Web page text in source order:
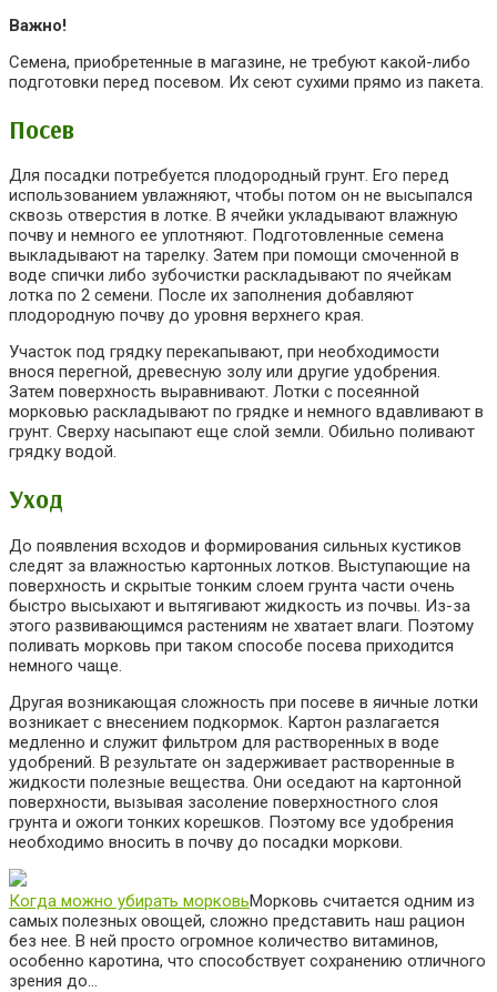
Важно!
Семена, приобретенные в магазине, не требуют какой-либо
подготовки перед посевом. Их сеют сухими прямо из пакета.
Посев
Для посадки потребуется плодородный грунт. Его перед
использованием увлажняют, чтобы потом он не высыпался
сквозь отверстия в лотке. В ячейки укладывают влажную
почву и немного ее уплотняют. Подготовленные семена
выкладывают на тарелку. Затем при помощи смоченной в
воде спички либо зубочистки раскладывают по ячейкам
лотка по 2 семени. После их заполнения добавляют
плодородную почву до уровня верхнего края.
Участок под грядку перекапывают, при необходимости
внося перегной, древесную золу или другие удобрения.
Затем поверхность выравнивают. Лотки с посеянной
морковью раскладывают по грядке и немного вдавливают в
грунт. Сверху насыпают еще слой земли. Обильно поливают
грядку водой.
Уход
До появления всходов и формирования сильных кустиков
следят за влажностью картонных лотков. Выступающие на
поверхность и скрытые тонким слоем грунта части очень
быстро высыхают и вытягивают жидкость из почвы. Из-за
этого развивающимся растениям не хватает влаги. Поэтому
поливать морковь при таком способе посева приходится
немного чаще.
Другая возникающая сложность при посеве в яичные лотки
возникает с внесением подкормок. Картон разлагается
медленно и служит фильтром для растворенных в воде
удобрений. В результате он задерживает растворенные в
жидкости полезные вещества. Они оседают на картонной
поверхности, вызывая засоление поверхностного слоя
грунта и ожоги тонких корешков. Поэтому все удобрения
необходимо вносить в почву до посадки моркови.
Когда можно убирать морковьМорковь считается одним из
самых полезных овощей, сложно представить наш рацион
без нее. В ней просто огромное количество витаминов,
особенно каротина, что способствует сохранению отличного
зрения до…